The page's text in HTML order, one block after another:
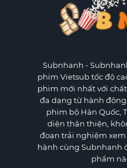
Subnhanh -
phim Vietsub tốc độ
phim mới nhất với
đa dạng từ hành
phim bộ Hàn Quốc,
diện thân thiện,
đoạn trải nghiệm
hành cùng Subnhanh
phẩm